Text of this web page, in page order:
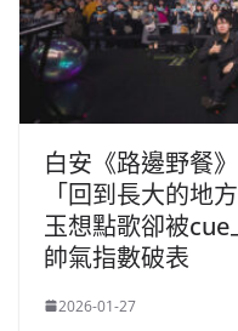
白安《路邊野餐
「回到長大的地
玉想點歌卻被
帥氣指數破表
2026-01-27